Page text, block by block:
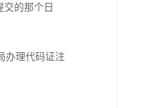
的那个日
办理代码证注